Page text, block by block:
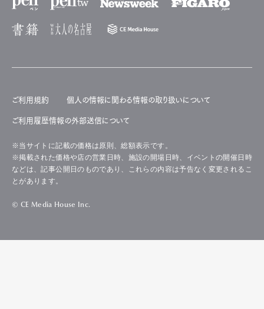
ご利用規約 個人の情報に関わる情報の取り扱いについて
ご利用履歴情報の外部送信について
※当サイトに記載の価格は原則、総額表示です。
※掲載された価格や店の営業日時、施設の開場日時、イベントの開催日時
などは、記事公開日のものであり、これらの内容は予告なく変更されるこ
とがあります。
© CE Media House Inc.